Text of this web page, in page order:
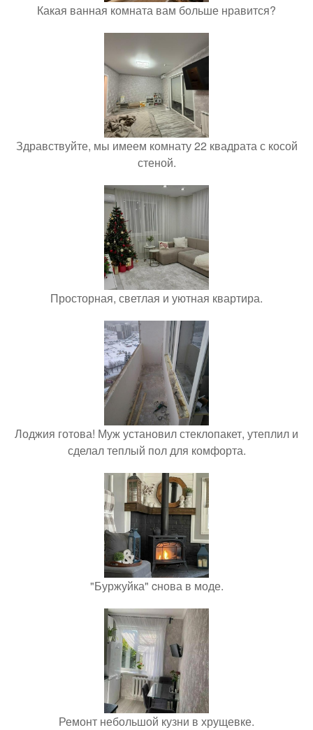
Какая ванная комната вам больше нравится?
Здравствуйте, мы имеем комнату 22 квадрата с косой
стеной.
Просторная, светлая и уютная квартира.
Лоджия готова! Муж установил стеклопакет, утеплил и
сделал теплый пол для комфорта.
"Буржуйка" cнова в моде.
Ремонт небольшой кузни в хрущевке.